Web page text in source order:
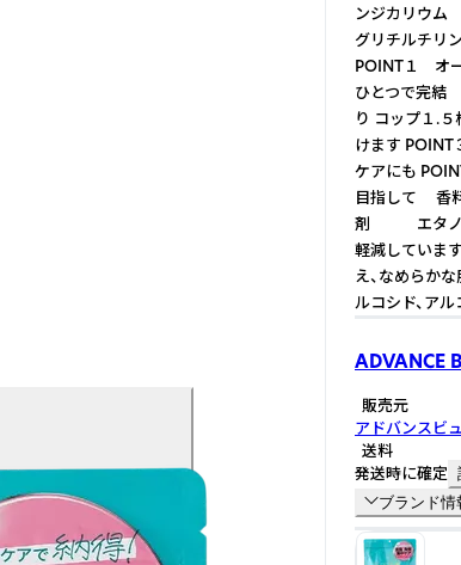
ンジカリウム
グリチルチリ
POINT１ オ
ひとつで
り コップ１.
けます
ケアにも
目指して
剤 エタノー
軽減していま
え、なめら
ルコシド、ア
ADVANCE
販売元
アドバンスビ
送料
発送時に確定
ブランド